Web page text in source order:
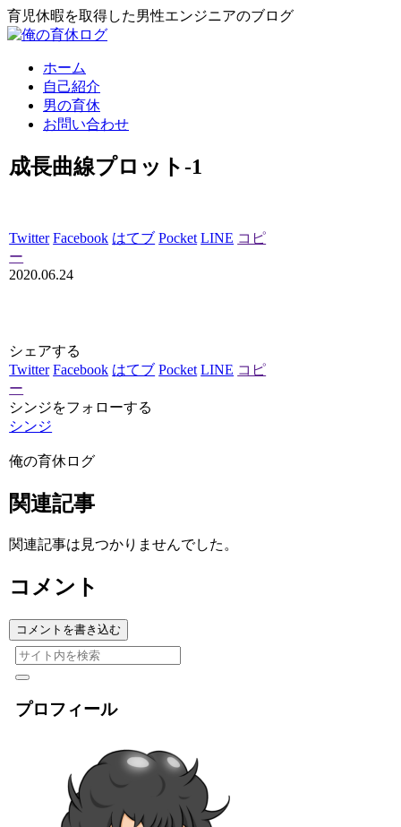
育児休暇を取得した男性エンジニアのブログ
ホーム
自己紹介
男の育休
お問い合わせ
成長曲線プロット-1
Twitter Facebook はてブ Pocket LINE コピ
ー
2020.06.24
シェアする
Twitter Facebook はてブ Pocket LINE コピ
ー
シンジをフォローする
シンジ
俺の育休ログ
関連記事
関連記事は見つかりませんでした。
コメント
コメントを書き込む
プロフィール